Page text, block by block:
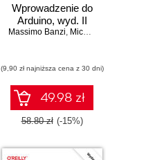
Wprowadzenie do
Arduino, wyd. II
Massimo Banzi, Michael Shiloh
(9,90 zł najniższa cena z 30 dni)
49.98 zł
58.80 zł (-15%)